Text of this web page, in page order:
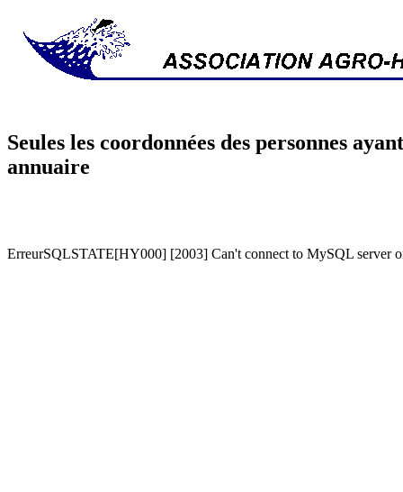
Seules les coordonnées des personnes
annuaire
ErreurSQLSTATE[HY000] [2003] Can't connect to MySQL server